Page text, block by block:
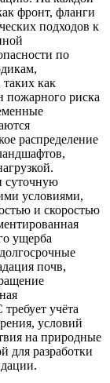
фронт, фланги
подходов к
по
как
пожарного риска
распределение
суточную
условиями,
и скоростью
ущерба
почв,
учёта
условий
на природные
для разработки